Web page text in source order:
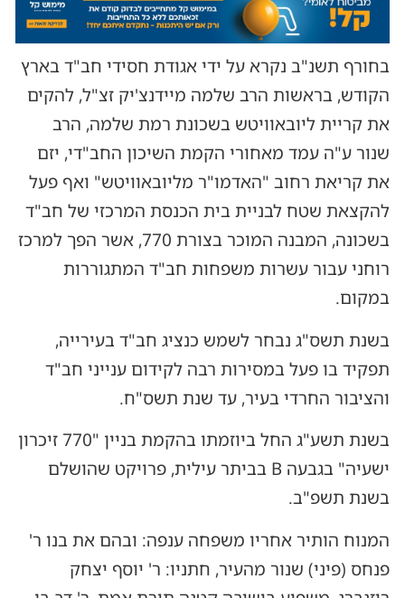
בחורף תשנ"ב נקרא על ידי אגודת חסידי חב"ד בארץ
הקודש, בראשות הרב שלמה מיידנצ'יק זצ"ל, להקים
את קריית ליובאוויטש בשכונת רמת שלמה, הרב
שנור ע"ה עמד מאחורי הקמת השיכון החב"די, יזם
את קריאת רחוב "האדמו"ר מליובאוויטש" ואף פעל
להקצאת שטח לבניית בית הכנסת המרכזי של חב"ד
בשכונה, המבנה המוכר בצורת 770, אשר הפך למרכז
רוחני עבור עשרות משפחות חב"ד המתגוררות
במקום.
בשנת תשס"ג נבחר לשמש כנציג חב"ד בעירייה,
תפקיד בו פעל במסירות רבה לקידום ענייני חב"ד
והציבור החרדי בעיר, עד שנת תשס"ח.
בשנת תשע"ג החל ביוזמתו בהקמת בניין "770 זיכרון
ישעיה" בגבעה B בביתר עילית, פרויקט שהושלם
בשנת תשפ"ב.
המנוח הותיר אחריו משפחה ענפה: ובהם את בנו ר'
פנחס (פיני) שנור מהעיר, חתניו: ר' יוסף יצחק